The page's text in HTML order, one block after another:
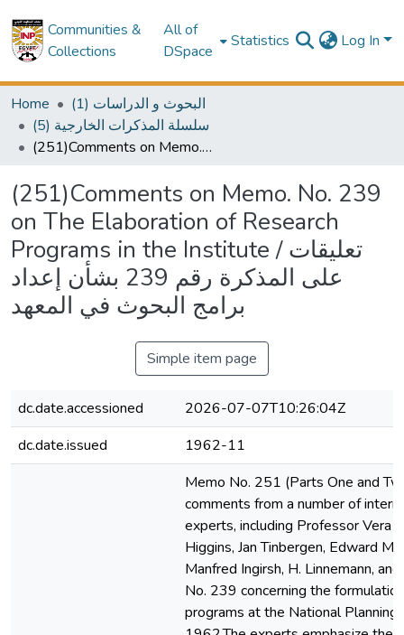
Communities &
Collections
All of
DSpace
Statistics Log In
Home
(1) البحوث و الدراسات
(5) سلسلة المذكرات الخارجية
(251)Comments on Memo. No. 239 on The Elaboration of Research Programs in the Institute / تعليقات على المذكرة رقم 239 بشأن إعداد برامج البحوث في المعهد
(251)Comments on Memo. No. 239
on The Elaboration of Research
Programs in the Institute / تعليقات
على المذكرة رقم 239 بشأن إعداد
برامج البحوث في المعهد
Simple item page
dc.date.accessioned
2026-07-07T10:26:04Z
dc.date.issued
1962-11
Memo No. 251 (Parts One and
comments from a number of
experts, including Professor Vera
Higgins, Jan Tinbergen, Edward
Manfred Ingirsh, H. Linnemann,
No. 239 concerning the
programs at the National Planning